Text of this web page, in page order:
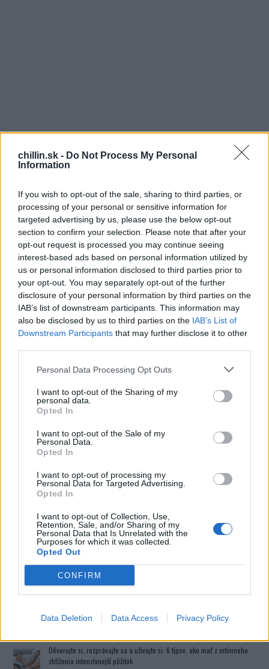
chillin.sk - Do Not Process My Personal
Information
If you wish to opt-out of the sale, sharing to third parties, or
processing of your personal or sensitive information for
targeted advertising by us, please use the below opt-out
section to confirm your selection. Please note that after your
opt-out request is processed you may continue seeing
interest-based ads based on personal information utilized by
us or personal information disclosed to third parties prior to
your opt-out. You may separately opt-out of the further
disclosure of your personal information by third parties on the
IAB’s list of downstream participants. This information may
also be disclosed by us to third parties on the IAB’s List of
Downstream Participants that may further disclose it to other
Personal Data Processing Opt Outs
I want to opt-out of the Sharing of my
personal data.
Opted In
I want to opt-out of the Sale of my
Personal Data.
Opted In
I want to opt-out of processing my
Personal Data for Targeted Advertising.
Opted In
I want to opt-out of Collection, Use,
Retention, Sale, and/or Sharing of my
Personal Data that Is Unrelated with the
Purposes for which it was collected.
Opted Out
CONFIRM
Data Deletion Data Access Privacy Policy
NA MARKÍZE SA OPÄŤ UDIALA ÚŽASNÁ PREMENA.
KONKRÉTNE V PROGRAME
JANKY A ZDENKY. NA ZAČIATKU TO BOLI SMUTNÉ
ŽENY BEZ SEBAVEDOMIA ALE V ZÁVERE SA ZMENILI
NA ŠŤASTNÉ A USMIEVAVÉ. TIE PODSTÚPILI
NIEKOĽKO ÚPRAV. KONKRÉTNEÚPRAVA
HORNÝCH VIEČOK, OŠETRENIE PLETI, ZUBOV
A TENTOKRÁT BOLA VYUŽITÁ AJ LIPOSUKCIA.
OBIDVE ALE PODSTÚPILI AJ OPERÁCIU OČÍ.
ZDENKE UPRAVILI JEJ ZRAK A JANKA UŽ PO
OPERÁCIÍ NEPOTREBUJE NOSIŤ OKULIARE.
PODOBNÚ ZMENU BY ASI CHCEL PODSTÚPIŤ
KAŽDÝ, KTO SA VO SVOJOM TELE NECÍTI DOBRE.
Janka pred a po premene
Zdenka pred a po premene
zdroj:tvmarkiza, koláž:chillin.sk
Prečítajte si aj
Dôverujte si, rozprávajte sa a užívajte si: 6 tipov, ako mať z intímneho
zblíženia intenzívnejší pôžitok
S
e
a
r
c
h
f
o
r
: